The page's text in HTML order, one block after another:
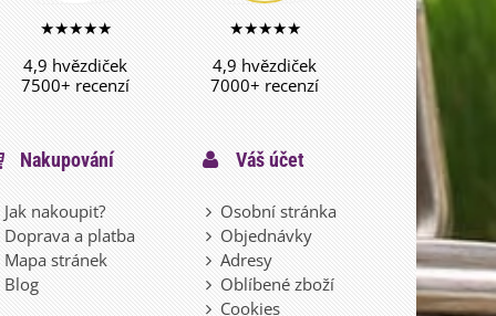
★★★★★
4,9 hvězdiček
7500+ recenzí
★★★★★
4,9 hvězdiček
7000+ recenzí
Nakupování
Jak nakoupit?
Doprava a platba
Mapa stránek
Blog
Váš účet
Osobní stránka
Objednávky
Adresy
Oblíbené zboží
Cookies